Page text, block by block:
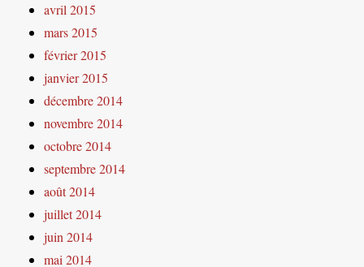
avril 2015
mars 2015
février 2015
janvier 2015
décembre 2014
novembre 2014
octobre 2014
septembre 2014
août 2014
juillet 2014
juin 2014
mai 2014